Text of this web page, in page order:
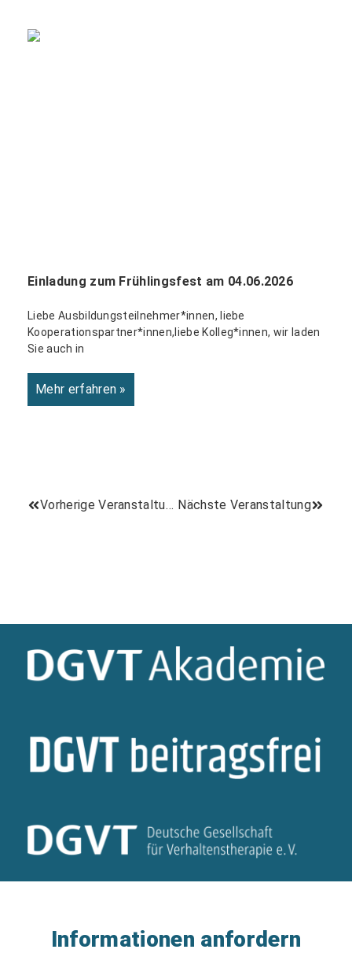
Einladung zum Frühlingsfest am 04.06.2026
Liebe Ausbildungsteilnehmer*innen, liebe
Kooperationspartner*innen,liebe Kolleg*innen, wir laden
Sie auch in
Mehr erfahren »
Vorherige Veranstaltung Nächste Veranstaltung
Informationen anfordern